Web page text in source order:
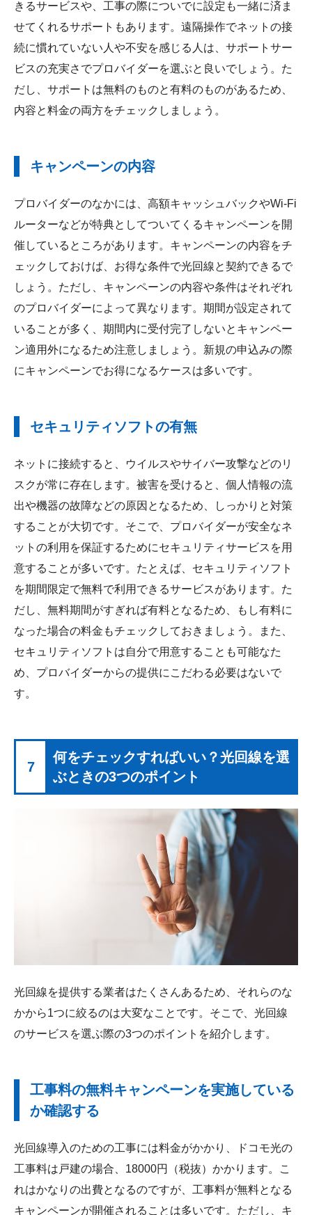
きるサービスや、工事の際についでに設定も一緒に済ま
せてくれるサポートもあります。遠隔操作でネットの接
続に慣れていない人や不安を感じる人は、サポートサー
ビスの充実さでプロバイダーを選ぶと良いでしょう。た
だし、サポートは無料のものと有料のものがあるため、
内容と料金の両方をチェックしましょう。
キャンペーンの内容
プロバイダーのなかには、高額キャッシュバックやWi-Fi
ルーターなどが特典としてついてくるキャンペーンを開
催しているところがあります。キャンペーンの内容をチ
ェックしておけば、お得な条件で光回線と契約できるで
しょう。ただし、キャンペーンの内容や条件はそれぞれ
のプロバイダーによって異なります。期間が設定されて
いることが多く、期間内に受付完了しないとキャンペー
ン適用外になるため注意しましょう。新規の申込みの際
にキャンペーンでお得になるケースは多いです。
セキュリティソフトの有無
ネットに接続すると、ウイルスやサイバー攻撃などのリ
スクが常に存在します。被害を受けると、個人情報の流
出や機器の故障などの原因となるため、しっかりと対策
することが大切です。そこで、プロバイダーが安全なネ
ットの利用を保証するためにセキュリティサービスを用
意することが多いです。たとえば、セキュリティソフト
を期間限定で無料で利用できるサービスがあります。た
だし、無料期間がすぎれば有料となるため、もし有料に
なった場合の料金もチェックしておきましょう。また、
セキュリティソフトは自分で用意することも可能なた
め、プロバイダーからの提供にこだわる必要はないで
す。
7
何をチェックすればいい？光回線を選
ぶときの3つのポイント
光回線を提供する業者はたくさんあるため、それらのな
かから1つに絞るのは大変なことです。そこで、光回線
のサービスを選ぶ際の3つのポイントを紹介します。
工事料の無料キャンペーンを実施している
か確認する
光回線導入のための工事には料金がかかり、ドコモ光の
工事料は戸建の場合、18000円（税抜）かかります。こ
れはかなりの出費となるのですが、工事料が無料となる
キャンペーンが開催されることは多いです。ただし、キ